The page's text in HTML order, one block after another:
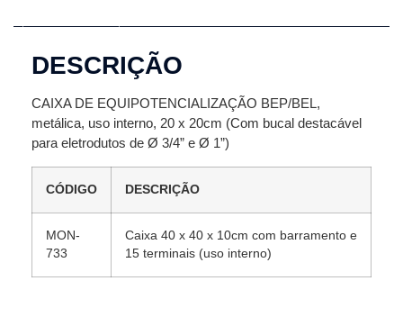
DESCRIÇÃO
CAIXA DE EQUIPOTENCIALIZAÇÃO BEP/BEL,
metálica, uso interno, 20 x 20cm (Com bucal destacável
para eletrodutos de Ø 3/4” e Ø 1”)
CÓDIGO DESCRIÇÃO
MON-
733
Caixa 40 x 40 x 10cm com barramento e
15 terminais (uso interno)